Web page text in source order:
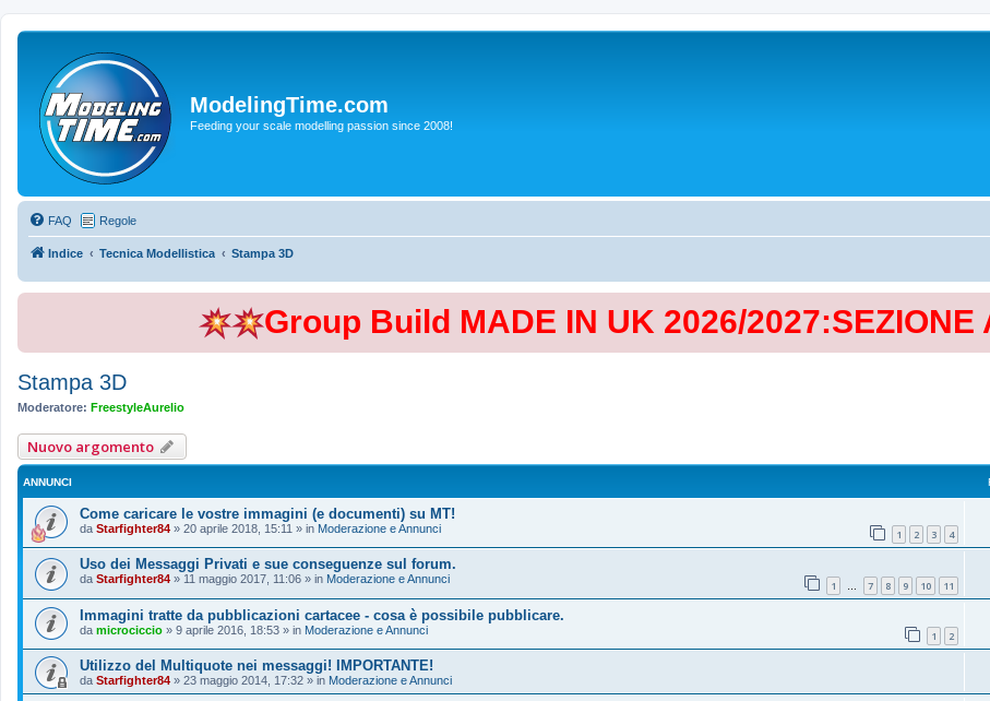
ModelingTime.com
Feeding your scale modelling passion since 2008!
FAQ Regole
Indice Tecnica Modellistica Stampa 3D
Group Build MADE IN UK 2026/2027:SEZIONE
Stampa 3D
Moderatore: FreestyleAurelio
Nuovo argomento
ANNUNCI
Come caricare le vostre immagini (e documenti) su MT!
da Starfighter84 » 20 aprile 2018, 15:11 » in Moderazione e Annunci 1 2 3 4
Uso dei Messaggi Privati e sue conseguenze sul forum.
da Starfighter84 » 11 maggio 2017, 11:06 » in Moderazione e Annunci 1 … 7 8 9 10 11
Immagini tratte da pubblicazioni cartacee - cosa è possibile pubblicare.
da microciccio » 9 aprile 2016, 18:53 » in Moderazione e Annunci 1 2
Utilizzo del Multiquote nei messaggi! IMPORTANTE!
da Starfighter84 » 23 maggio 2014, 17:32 » in Moderazione e Annunci